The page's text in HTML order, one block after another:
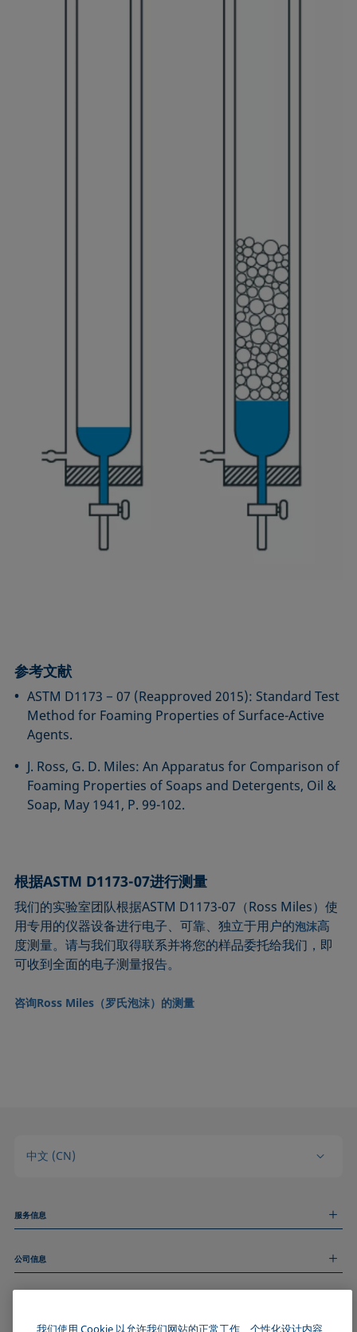
参考文献
ASTM D1173 − 07 (Reapproved 2015): Standard Test
Method for Foaming Properties of Surface-Active
Agents.
J. Ross, G. D. Miles: An Apparatus for Comparison of
Foaming Properties of Soaps and Detergents, Oil &
Soap, May 1941, P. 99-102.
根据ASTM D1173-07进行测量
我们的实验室团队根据ASTM D1173-07（Ross Miles）使
用专用的仪器设备进行电子、可靠、独立于用户的泡沫高
度测量。请与我们取得联系并将您的样品委托给我们，即
可收到全面的电子测量报告。
咨询Ross Miles（罗氏泡沫）的测量
中文 (CN)
服务信息
技术服务
和我们取得联系
公司信息
关于我们
我们使用 Cookie 以允许我们网站的正常工作、个性化设计内容